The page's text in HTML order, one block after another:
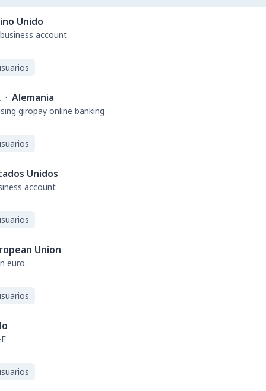
Unido
account
· Alemania
giropay online banking
Unidos
account
Union
euro.